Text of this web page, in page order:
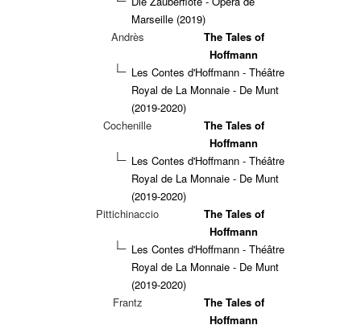
Marseille (2019)
Andrès
The Tales of
Hoffmann
Les Contes d'Hoffmann - Théâtre
Royal de La Monnaie - De Munt
(2019-2020)
Cochenille
The Tales of
Hoffmann
Les Contes d'Hoffmann - Théâtre
Royal de La Monnaie - De Munt
(2019-2020)
Pittichinaccio
The Tales of
Hoffmann
Les Contes d'Hoffmann - Théâtre
Royal de La Monnaie - De Munt
(2019-2020)
Frantz
The Tales of
Hoffmann